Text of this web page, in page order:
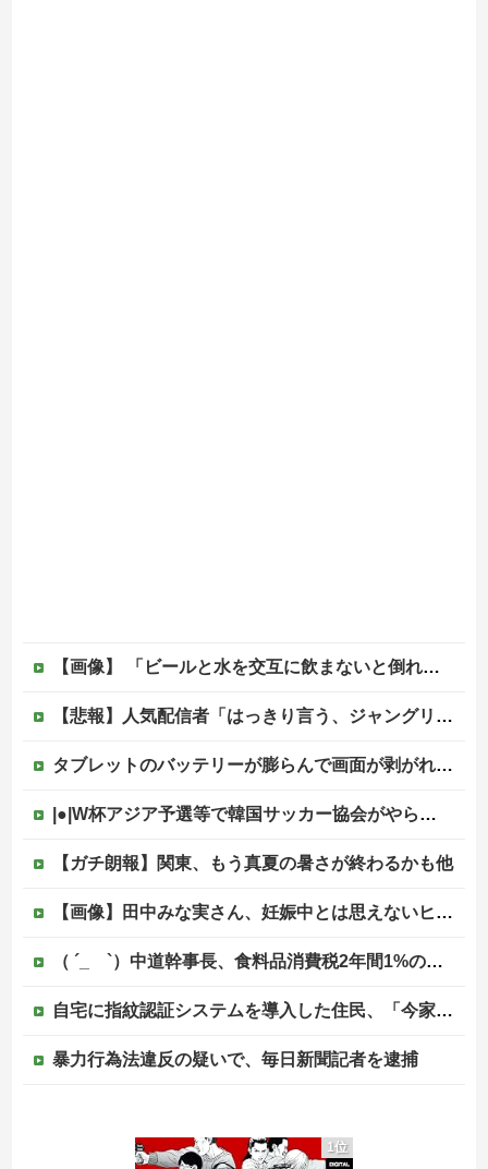
【画像】 「ビールと水を交互に飲まないと倒れるグラス」発売
【悲報】人気配信者「はっきり言う、ジャングリア沖縄ほんとーーーーーーーーにおもんない！！！！」→炎上
タブレットのバッテリーが膨らんで画面が剥がれてきたんやが
|●|W杯アジア予選等で韓国サッカー協会がやらかしまくりだと発覚、「いきなり共同開催になったしな」と日韓共催の件に言及する声も……
【ガチ朗報】関東、もう真夏の暑さが終わるかも他
【画像】田中みな実さん、妊娠中とは思えないヒール姿で登場してしまう
（ ´_ゝ`）中道幹事長、食料品消費税2年間1%の閣議決定を批判 → 記者「中道改革連合は食料品消費税ゼロを公約に掲げていたが？」→ 階猛氏「
自宅に指紋認証システムを導入した住民、「今家の中に誰かが入ろうとしてる」と通知でアラートが鳴りまくる事態に恐怖して……
暴力行為法違反の疑いで、毎日新聞記者を逮捕
消費税減税に反対していた財務省の面目が丸潰れに、減税が決まった途端に市場が動き出したが……
1位